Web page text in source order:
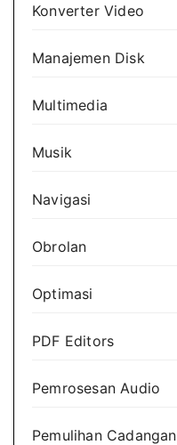
Konverter Video
Manajemen Disk
Multimedia
Musik
Navigasi
Obrolan
Optimasi
PDF Editors
Pemrosesan Audio
Pemulihan Cadangan